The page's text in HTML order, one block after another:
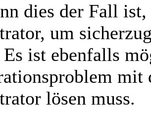
dies der Fall
um
ist ebenfalls
mit
lösen muss.